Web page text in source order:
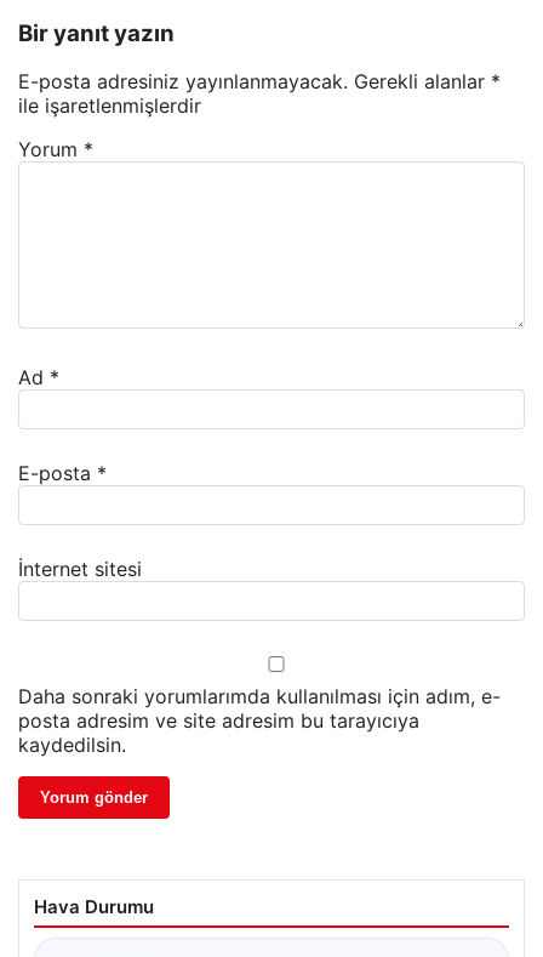
Bir yanıt yazın
E-posta adresiniz yayınlanmayacak. Gerekli alanlar *
ile işaretlenmişlerdir
Yorum *
Ad *
E-posta *
İnternet sitesi
Daha sonraki yorumlarımda kullanılması için adım, e-
posta adresim ve site adresim bu tarayıcıya
kaydedilsin.
Hava Durumu